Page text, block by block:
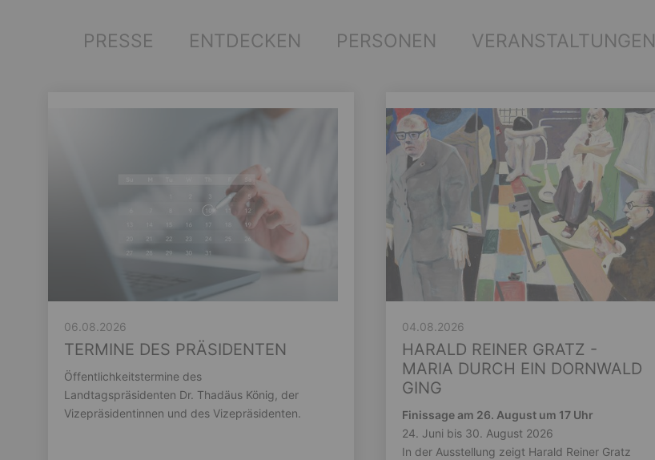
PRESSE ENTDECKEN PERSONEN VERANSTALTUNGEN
06.08.2026
TERMINE DES PRÄSIDENTEN
Öffentlichkeitstermine des
Landtagspräsidenten Dr. Thadäus König, der
Vizepräsidentinnen und des Vizepräsidenten.
04.08.2026
HARALD REINER GRATZ -
MARIA DURCH EIN DORNWALD
GING
Finissage am 26. August um 17 Uhr
24. Juni bis 30. August 2026
In der Ausstellung zeigt Harald Reiner Gratz